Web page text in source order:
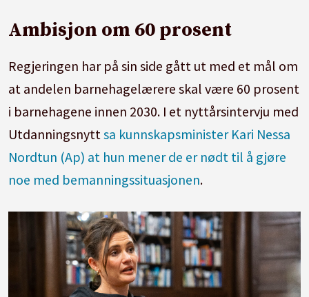
Ambisjon om 60 prosent
Regjeringen har på sin side gått ut med et mål om
at andelen barnehagelærere skal være 60 prosent
i barnehagene innen 2030. I et nyttårsintervju med
Utdanningsnyttsa kunnskapsminister Kari Nessa
Nordtun (Ap) at hun mener de er nødt til å gjøre
noe med bemanningssituasjonen.